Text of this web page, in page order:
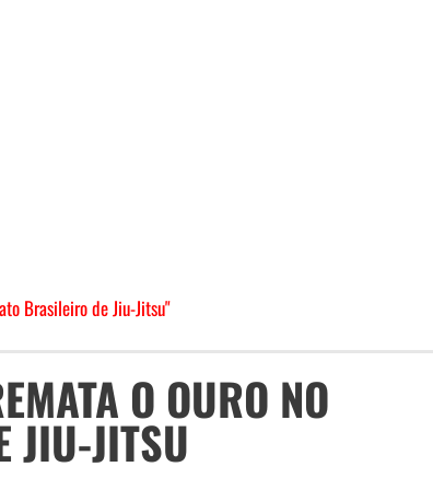
Brasileiro de Jiu-Jitsu"
O OURO NO
JIU-JITSU